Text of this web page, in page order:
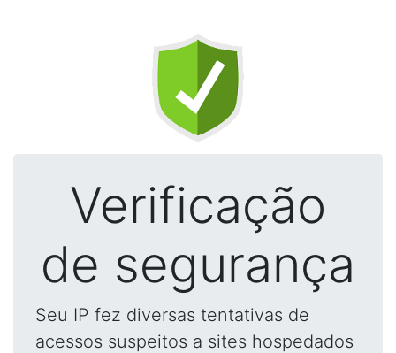
Verificação
de segurança
Seu IP fez diversas tentativas de
acessos suspeitos a sites hospedados